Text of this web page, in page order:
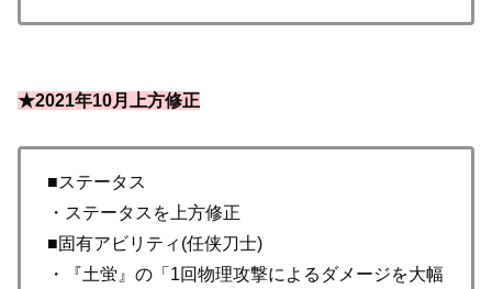
★2021年10月上方修正
■ステータス
・ステータスを上方修正
■固有アビリティ(任侠刀士)
・『土蛍』の「1回物理攻撃によるダメージを大幅